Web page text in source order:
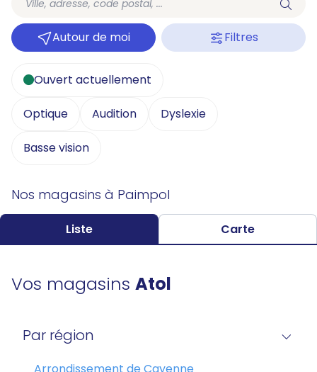
Autour de moi Filtres
Ouvert actuellement
Optique Audition Dyslexie
Basse vision
Nos magasins à Paimpol
Liste Carte
Vos magasins Atol
Par région
Arrondissement de Cayenne